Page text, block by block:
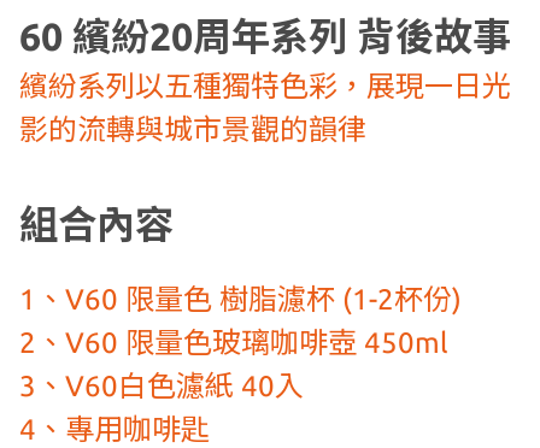
60 繽紛20周年系列 背後故事
繽紛系列以五種獨特色彩，展現一日光
影的流轉與城市景觀的韻律
組合內容
1、V60 限量色 樹脂濾杯 (1-2杯份)
2、V60 限量色玻璃咖啡壺 450ml
3、V60白色濾紙 40入
4、專用咖啡匙